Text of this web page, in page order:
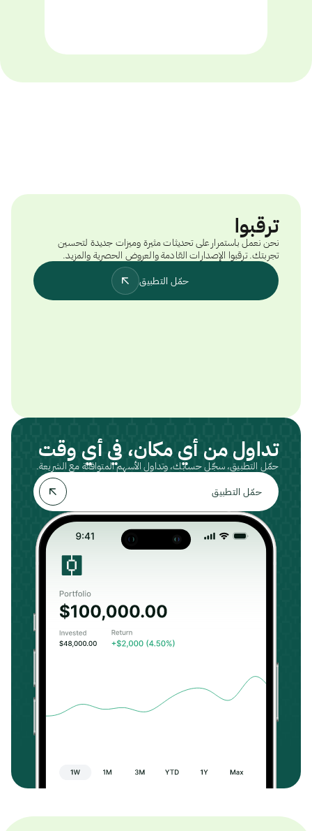
ترقبوا
نحن نعمل باستمرار على تحديثات مثيرة وميزات جديدة لتحسين
تجربتك. ترقبوا الإصدارات القادمة والعروض الحصرية والمزيد.
حمّل التطبيق
تداول من أي مكان، في أي وقت
حمّل التطبيق، سجّل حسابك، وتداول الأسهم المتوافقة مع الشريعة.
حمّل التطبيق